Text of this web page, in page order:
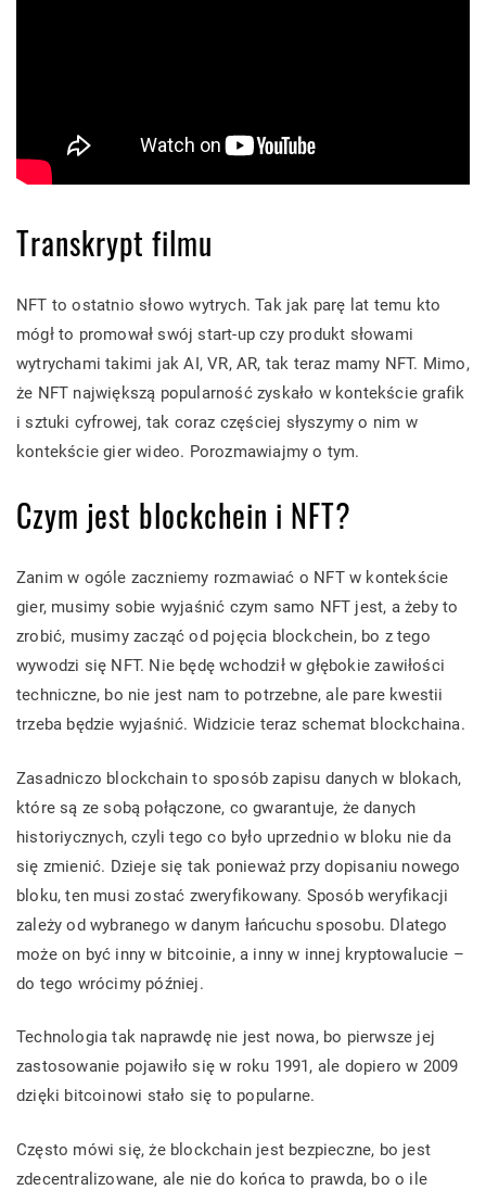
Transkrypt filmu
NFT to ostatnio słowo wytrych. Tak jak parę lat temu kto
mógł to promował swój start-up czy produkt słowami
wytrychami takimi jak AI, VR, AR, tak teraz mamy NFT. Mimo,
że NFT największą popularność zyskało w kontekście grafik
i sztuki cyfrowej, tak coraz częściej słyszymy o nim w
kontekście gier wideo. Porozmawiajmy o tym.
Czym jest blockchein i NFT?
Zanim w ogóle zaczniemy rozmawiać o NFT w kontekście
gier, musimy sobie wyjaśnić czym samo NFT jest, a żeby to
zrobić, musimy zacząć od pojęcia blockchein, bo z tego
wywodzi się NFT. Nie będę wchodził w głębokie zawiłości
techniczne, bo nie jest nam to potrzebne, ale pare kwestii
trzeba będzie wyjaśnić. Widzicie teraz schemat blockchaina.
Zasadniczo blockchain to sposób zapisu danych w blokach,
które są ze sobą połączone, co gwarantuje, że danych
historiycznych, czyli tego co było uprzednio w bloku nie da
się zmienić. Dzieje się tak ponieważ przy dopisaniu nowego
bloku, ten musi zostać zweryfikowany. Sposób weryfikacji
zależy od wybranego w danym łańcuchu sposobu. Dlatego
może on być inny w bitcoinie, a inny w innej kryptowalucie –
do tego wrócimy później.
Technologia tak naprawdę nie jest nowa, bo pierwsze jej
zastosowanie pojawiło się w roku 1991, ale dopiero w 2009
dzięki bitcoinowi stało się to popularne.
Często mówi się, że blockchain jest bezpieczne, bo jest
zdecentralizowane, ale nie do końca to prawda, bo o ile